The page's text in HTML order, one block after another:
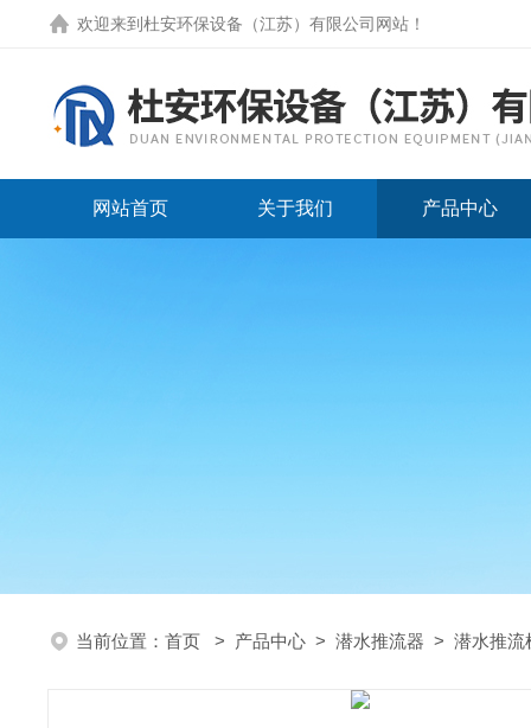
欢迎来到 杜安环保设备（江苏）有限公司网站 ！
网站首页 关于我们 产品中心
当前位置： 首页 > 产品中心 > 潜水推流器 > 潜水推流